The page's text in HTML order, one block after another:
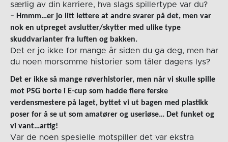
særlig av din karriere, hva slags spillertype var du?
– Hmmm…er jo litt lettere at andre svarer på det, men var
nok en utpreget avslutter/skytter med ulike type
skuddvarianter fra luften og bakken.
Det er jo ikke for mange år siden du ga deg, men har
du noen morsomme historier som tåler dagens lys?
Det er ikke så mange røverhistorier, men når vi skulle spille
mot PSG borte i E-cup som hadde flere ferske
verdensmestere på laget, byttet vi ut bagen med plastikk
poser for å se ut som amatører og useriøse… Det funket og
vi vant…artig!
Var de noen spesielle motspiller det var ekstra